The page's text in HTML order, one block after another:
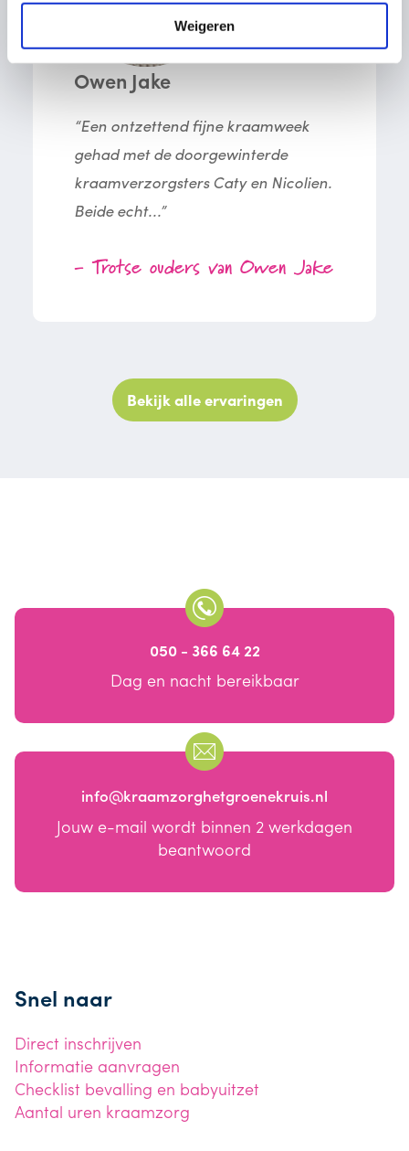
Weigeren
Owen Jake
“Een ontzettend fijne kraamweek
gehad met de doorgewinterde
kraamverzorgsters Caty en Nicolien.
Beide echt...”
- Trotse ouders van Owen Jake
Bekijk alle ervaringen
050 - 366 64 22
Dag en nacht bereikbaar
info@kraamzorghetgroenekruis.nl
Jouw e-mail wordt binnen 2 werkdagen
beantwoord
Snel naar
Direct inschrijven
Informatie aanvragen
Checklist bevalling en babyuitzet
Aantal uren kraamzorg